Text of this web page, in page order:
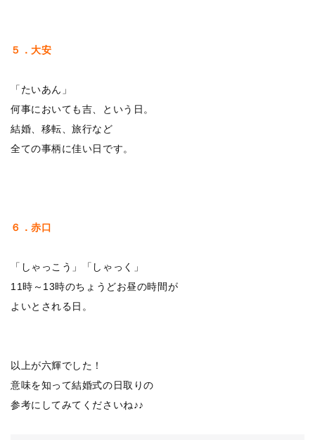
５．大安
「たいあん」
何事においても吉、という日。
結婚、移転、旅行など
全ての事柄に佳い日です。
６．赤口
「しゃっこう」「しゃっく」
11時～13時のちょうどお昼の時間が
よいとされる日。
以上が六輝でした！
意味を知って結婚式の日取りの
参考にしてみてくださいね♪♪